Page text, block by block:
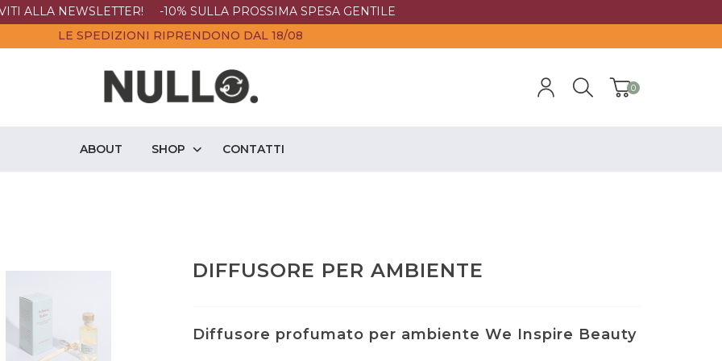
ALLA NEWSLETTER! -10% SULLA PROSSIMA SPESA GENTILE
LE SPEDIZIONI RIPRENDONO DAL 18/08
0
ABOUT SHOP CONTATTI
DIFFUSORE PER AMBIENTE
Diffusore profumato per ambiente We Inspire Beauty